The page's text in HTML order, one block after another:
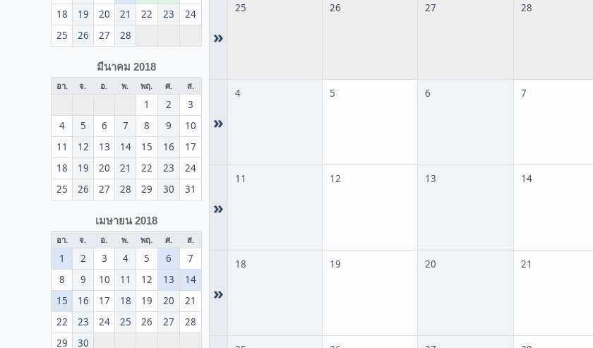
18
19 20 21 22 23
24
25
26 27 28
มีนาคม 2018
อา. จ. อ. พ. พฤ. ศ. ส.
1 2
3
4
5 6 7 8 9
10
11
12 13 14 15 16
17
18
19 20 21 22 23
24
25
26 27 28 29 30 31
เมษายน 2018
อา. จ. อ. พ. พฤ. ศ. ส.
1 2 3 4 5 6
7
8
9 10 11 12 13
14
15
16 17 18 19 20
21
22
23 24 25 26 27
28
29
30
»
25 26 27 28
»
4 5 6 7
»
11 12 13 14
»
18 19 20 21